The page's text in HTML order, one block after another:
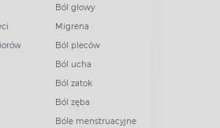
Ból głowy
Migrena
Ból pleców
Ból ucha
Ból zatok
Ból zęba
Bóle menstruacyjne